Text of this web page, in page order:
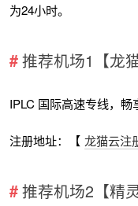
为24小时。
推荐机场1【龙猫
IPLC 国际高速专线，
注册地址：【 龙猫云注
推荐机场2【精